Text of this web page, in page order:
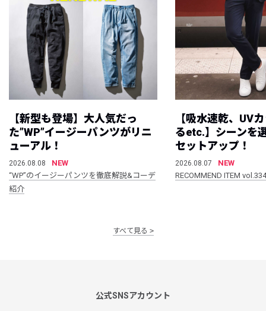
【新型も登場】大人気だっ
た”WP”イージーパンツがリニ
ューアル！
2026.08.08
NEW
“WP”のイージーパンツを徹底解説&コーデ
紹介
【吸水速乾、UV
るetc.】シーンを
セットアップ！
2026.08.07
NEW
RECOMMEND ITEM vol.334
すべて見る
公式SNSアカウント